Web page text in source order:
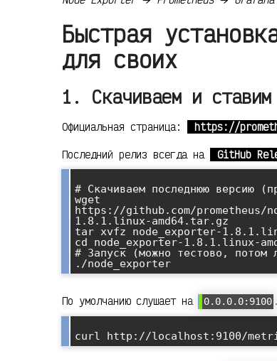
Быстрая
для своих
1. Скачиваем и
Официальная страница: https://
Последний релиз всегда на GitHub
# Скачиваем последнюю версию
wget
https://github.com/prometheus/
1.8.1.linux-amd64.tar.gz
tar xvfz node_exporter-
cd node_exporter-1.8.1.linux-
# Запуск (можно тестово, потом
По умолчанию слушает на 0.0.0.0:9100